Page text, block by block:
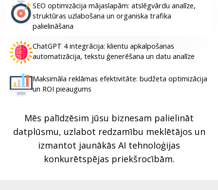
SEO optimizācija mājaslapām: atslēgvārdu analīze,
struktūras uzlabošana un organiska trafika
palielināšana
ChatGPT 4 integrācija: klientu apkalpošanas
automatizācija, tekstu ģenerēšana un datu analīze
Maksimāla reklāmas efektivitāte: budžeta optimizācija
un ROI pieaugums
Mēs palīdzēsim jūsu biznesam palielināt
datplūsmu, uzlabot redzamību meklētājos un
izmantot jaunākās AI tehnoloģijas
konkurētspējas priekšrocībām.